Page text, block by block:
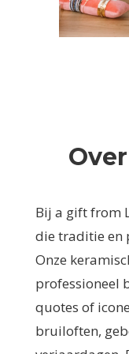
Bij a gift from
die traditie en
Onze
professioneel
quotes of
bruiloften,